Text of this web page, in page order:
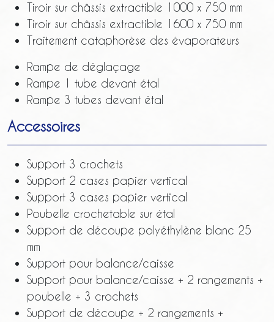
Tiroir sur châssis extractible 1000 x 750 mm
Tiroir sur châssis extractible 1600 x 750 mm
Traitement cataphorèse des évaporateurs
Rampe de déglaçage
Rampe 1 tube devant étal
Rampe 3 tubes devant étal
Accessoires
Support 3 crochets
Support 2 cases papier vertical
Support 3 cases papier vertical
Poubelle crochetable sur étal
Support de découpe polyéthylène blanc 25
mm
Support pour balance/caisse
Support pour balance/caisse + 2 rangements +
poubelle + 3 crochets
Support de découpe + 2 rangements +